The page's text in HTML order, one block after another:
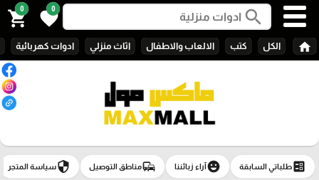
search
0
favorite
0
shopping_cart
home الكل كتب الالعاب والاطفال اثاث منزلي ادوات كهربائية
ballotطلباتي السابقة emoji_emotionsآراء زبائننا commuteمناطق التوصيل securityسياسة المتجر